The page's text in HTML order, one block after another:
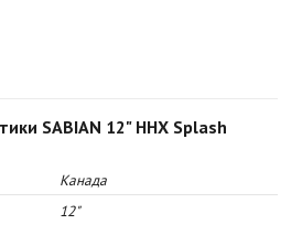
SABIAN 12" HHX Splash
Канада
12"